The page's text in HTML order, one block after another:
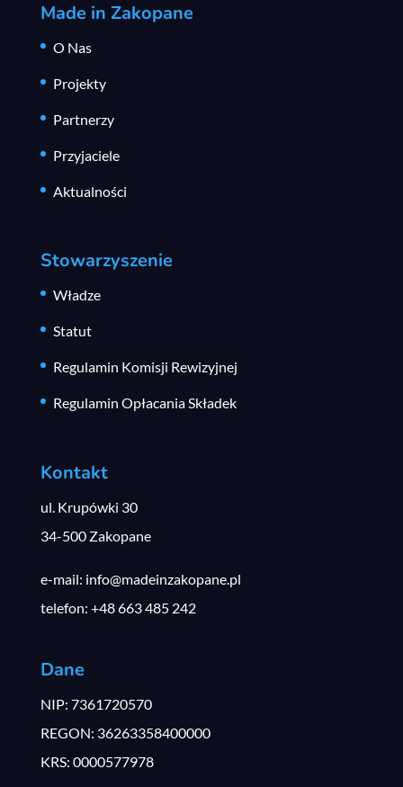
Made in Zakopane
O Nas
Projekty
Partnerzy
Przyjaciele
Aktualności
Stowarzyszenie
Władze
Statut
Regulamin Komisji Rewizyjnej
Regulamin Opłacania Składek
Kontakt
ul. Krupówki 30
34-500 Zakopane
e-mail: info@madeinzakopane.pl
telefon: +48 663 485 242
Dane
NIP: 7361720570
REGON: 36263358400000
KRS: 0000577978